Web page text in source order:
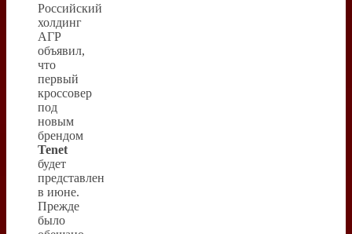
Российский
холдинг
АГР
объявил,
что
первый
кроссовер
под
новым
брендом
Tenet
будет
представлен
в июне.
Прежде
было